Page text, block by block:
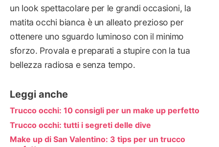
un look spettacolare per le grandi occasioni, la
matita occhi bianca è un alleato prezioso per
ottenere uno sguardo luminoso con il minimo
sforzo. Provala e preparati a stupire con la tua
bellezza radiosa e senza tempo.
Leggi anche
Trucco occhi: 10 consigli per un make up perfetto
Trucco occhi: tutti i segreti delle dive
Make up di San Valentino: 3 tips per un trucco